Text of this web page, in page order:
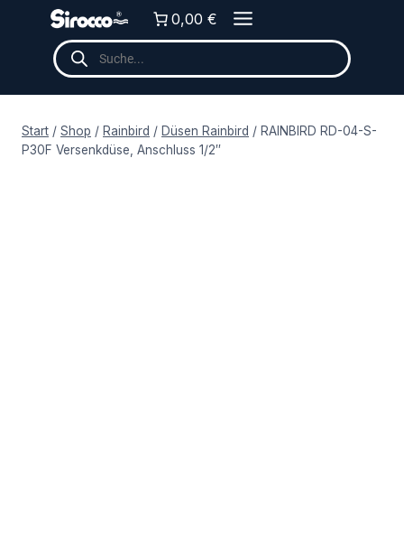
springen
0,00 €
Products
search
Start / Shop / Rainbird / Düsen Rainbird / RAINBIRD RD-04-S-
P30F Versenkdüse, Anschluss 1/2″